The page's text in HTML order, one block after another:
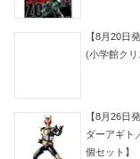
【8月20
(小学館ク
【8月26日
ダーアギト
個セット】